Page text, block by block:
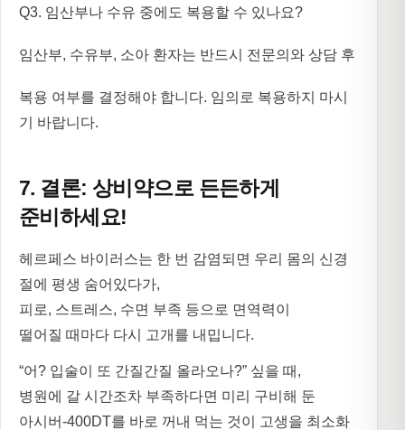
Q3. 임산부나 수유 중에도 복용할 수 있나요?
임산부, 수유부, 소아 환자는 반드시 전문의와 상담 후
복용 여부를 결정해야 합니다. 임의로 복용하지 마시
기 바랍니다.
7. 결론: 상비약으로 든든하게
준비하세요!
헤르페스 바이러스는 한 번 감염되면 우리 몸의 신경
절에 평생 숨어있다가,
피로, 스트레스, 수면 부족 등으로 면역력이
떨어질 때마다 다시 고개를 내밉니다.
“어? 입술이 또 간질간질 올라오나?” 싶을 때,
병원에 갈 시간조차 부족하다면 미리 구비해 둔
아시버-400DT를 바로 꺼내 먹는 것이 고생을 최소화